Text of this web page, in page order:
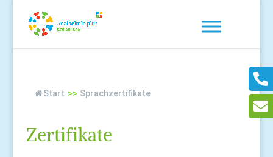
Start >> Sprachzertifikate
Zertifikate